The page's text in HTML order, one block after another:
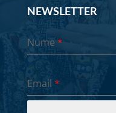
NEWSLETTER
Nume*
Email *